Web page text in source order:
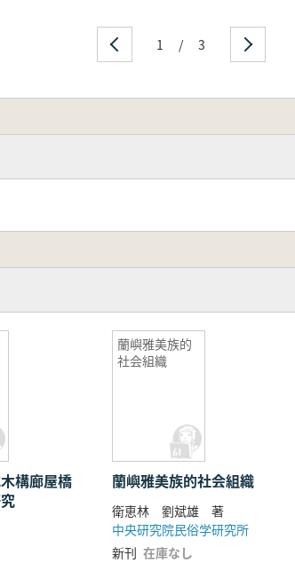
1 / 3
構廊屋橋
蘭嶼雅美族的
社会組織
蘭嶼雅美族的社会組織
衛恵林 劉斌雄 著
中央研究院民俗学研究所
新刊 在庫なし